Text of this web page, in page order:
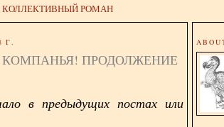
РОМАН
ПРОДОЛЖЕНИЕ
в предыдущих постах или